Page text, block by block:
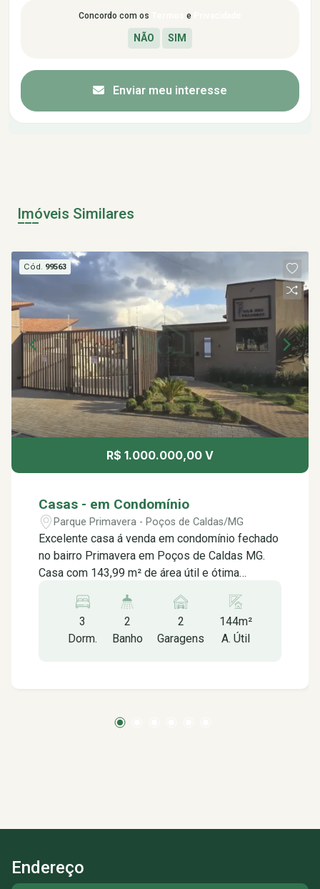
Concordo com os e
Enviar meu interesse
Imóveis Similares
Cód. 99563
R$ 1.000.000,00 V
Casas - em Condomínio
Parque Primavera - Poços de Caldas/MG
Excelente casa á venda em condomínio fechado
no bairro Primavera em Poços de Caldas MG.
Casa com 143,99 m² de área útil e ótima
calmos da cidade, oferecendo segurança,
tranquilidade, ótimo acabamento, muito espaço,
diversas opções de lazer entre muito mais,
serviço -Quintal -Garagem para 02 carros -Com
sua entrada ele conta com um portão eletrônico
pedestres muito bonita -Pet place -Playground -
maravilhosa piscina -Quadra para a prática de
vôlei de areia -Beach tennis -Salão de festas,
3
Dorm.
2
Banho
2
Garagens
144m²
A. Útil
Endereço